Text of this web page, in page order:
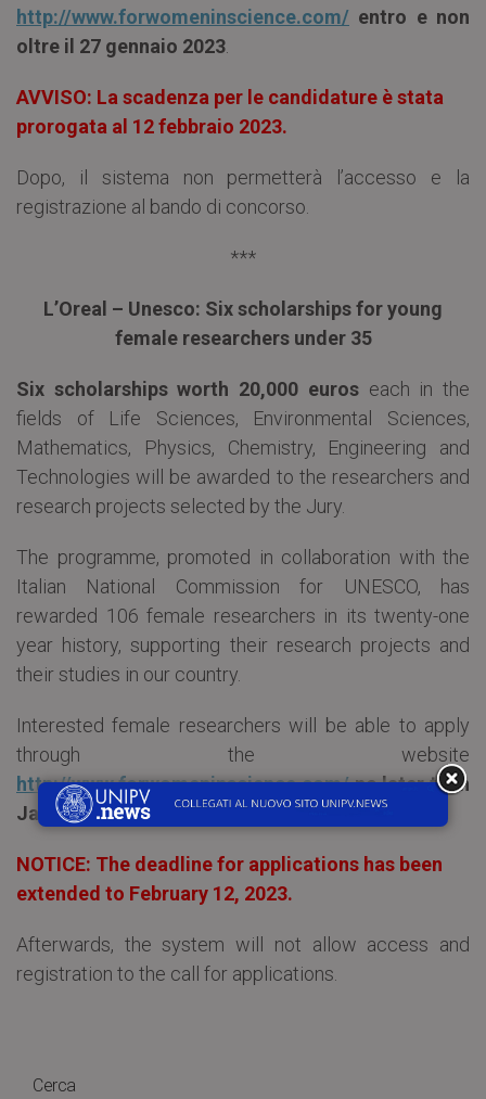
http://www.forwomeninscience.com/ entro e non
oltre il 27 gennaio 2023
AVVISO: La scadenza per le candidature è stata
prorogata al 12 febbraio 2023.
Dopo, il sistema non permetterà l’accesso e la
registrazione al bando di concorso.
***
L’Oreal – Unesco: Six scholarships for young
female researchers under 35
Six scholarships worth 20,000 euroseach in the
fields of Life Sciences, Environmental Sciences,
Mathematics, Physics, Chemistry, Engineering and
Technologies will be awarded to the researchers and
research projects selected by the Jury.
The programme, promoted in collaboration with the
Italian National Commission for UNESCO, has
rewarded 106 female researchers in its twenty-one
year history, supporting their research projects and
their studies in our country.
Interested female researchers will be able to apply
through the website
http://www.forwomeninscience.com/ no later than
January 27, 2023
NOTICE: The deadline for applications has been
extended to February 12, 2023.
Afterwards, the system will not allow access and
registration to the call for applications.
Cerca